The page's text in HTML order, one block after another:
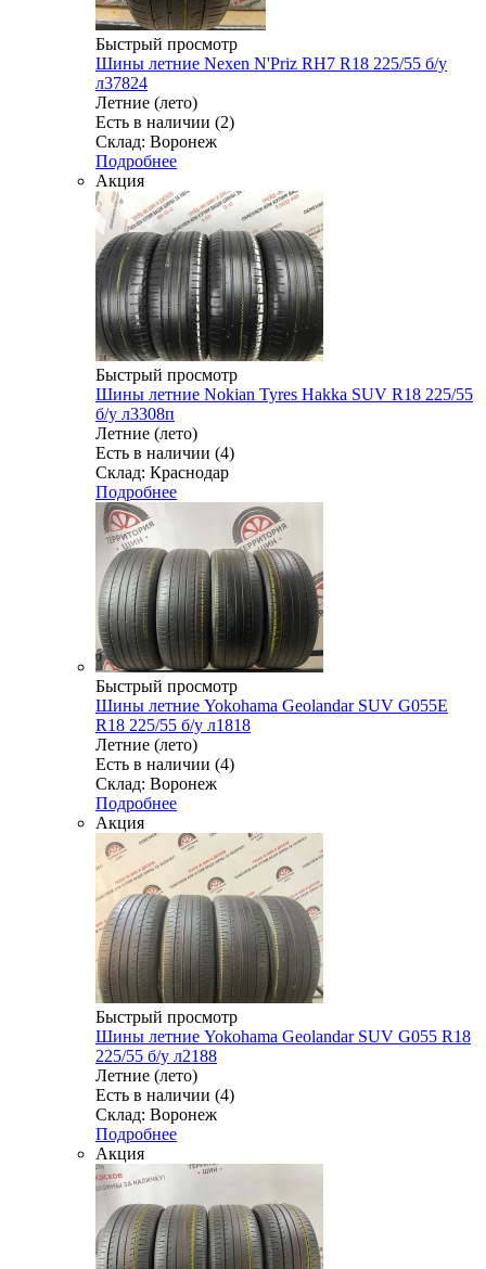
Быстрый просмотр
Шины летние Nexen N'Priz RH7 R18 225/55 б/у
л37824
Летние (лето)
Есть в наличии (2)
Склад: Воронеж
Подробнее
Акция
Быстрый просмотр
Шины летние Nokian Tyres Hakka SUV R18 225/55
б/у л3308п
Летние (лето)
Есть в наличии (4)
Склад: Краснодар
Подробнее
Быстрый просмотр
Шины летние Yokohama Geolandar SUV G055E
R18 225/55 б/у л1818
Летние (лето)
Есть в наличии (4)
Склад: Воронеж
Подробнее
Акция
Быстрый просмотр
Шины летние Yokohama Geolandar SUV G055 R18
225/55 б/у л2188
Летние (лето)
Есть в наличии (4)
Склад: Воронеж
Подробнее
Акция